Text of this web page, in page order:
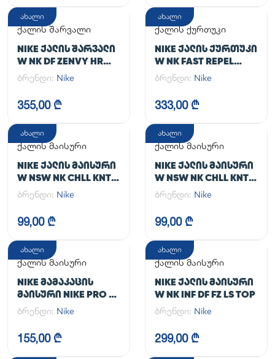
ახალი
ქალის შარვალი
NIKE ᲥᲐᲚᲘᲡ ᲨᲐᲠᲕᲐᲚᲘ
W NK DF ZENVY HR
TGHT
ბრენდი: Nike
355,00 ₾
ახალი
ქალის ქურთუკი
NIKE ᲥᲐᲚᲘᲡ ᲥᲣᲠᲗᲣᲙᲘ
W NK FAST REPEL
JACKET
ბრენდი: Nike
333,00 ₾
ახალი
ქალის მაისური
NIKE ᲥᲐᲚᲘᲡ ᲛᲐᲘᲡᲣᲠᲘ
W NSW NK CHLL KNT
MD CRP
ბრენდი: Nike
99,00 ₾
ახალი
ქალის მაისური
NIKE ᲥᲐᲚᲘᲡ ᲛᲐᲘᲡᲣᲠᲘ
W NSW NK CHLL KNT
MD CRP
ბრენდი: Nike
99,00 ₾
ახალი
ქალის მაისური
NIKE ᲛᲐᲛᲐᲙᲐᲪᲘᲡ
ᲛᲐᲘᲡᲣᲠᲘ NIKE PRO DF
365 CROP LS
ბრენდი: Nike
155,00 ₾
ახალი
ქალის მაისური
NIKE ᲥᲐᲚᲘᲡ ᲛᲐᲘᲡᲣᲠᲘ
W NK INF DF FZ LS TOP
ბრენდი: Nike
299,00 ₾